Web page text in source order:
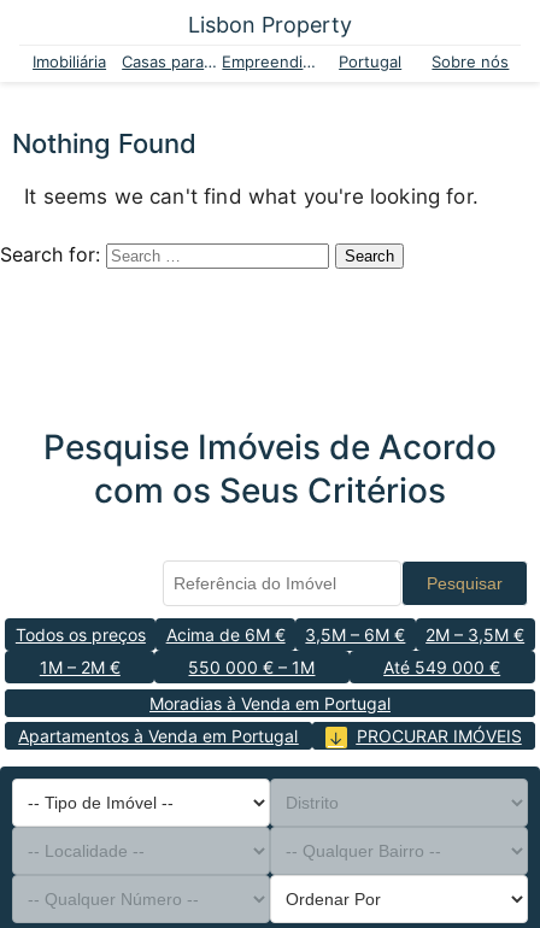
Lisbon Property
Imobiliária Casas para venda Empreendimentos Portugal Sobre nós
Nothing Found
It seems we can't find what you're looking for.
Search for:
Pesquise Imóveis de Acordo
com os Seus Critérios
Pesquisar
Todos os preços Acima de 6M € 3,5M – 6M €
2M – 3,5M €
1M – 2M €
550 000 € – 1M
Até 549 000 €
Moradias à Venda em Portugal
Apartamentos à Venda em Portugal
PROCURAR IMÓVEIS
-- Tipo de Imóvel --
Distrito
-- Localidade --
-- Qualquer Bairro --
-- Qualquer Número --
Ordenar Por